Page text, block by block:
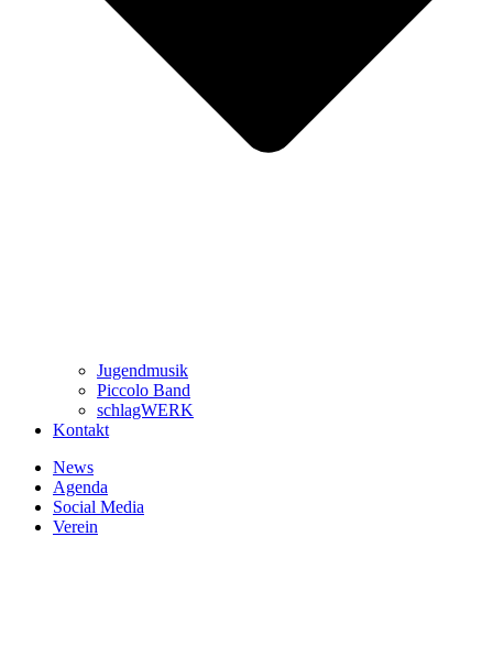
Jugendmusik
Piccolo Band
schlagWERK
Kontakt
News
Agenda
Social Media
Verein